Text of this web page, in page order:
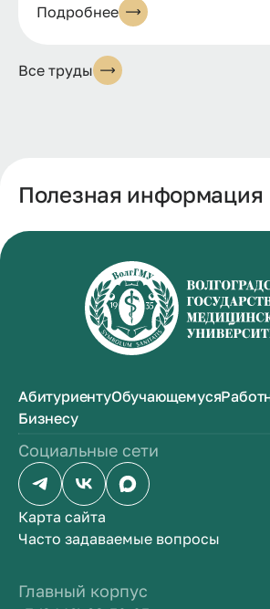
Подробнее
Все труды
Полезная информация
АбитуриентуОбучающемуся
Бизнесу
Социальные сети
Карта сайта
Часто задаваемые вопросы
Главный корпус